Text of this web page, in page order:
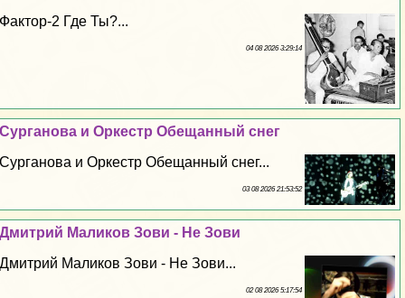
Фактор-2 Где Ты?...
04 08 2026 3:29:14
Сурганова и Оркестр Обещанный снег
Сурганова и Оркестр Обещанный снег...
03 08 2026 21:53:52
Дмитрий Маликов Зови - Не Зови
Дмитрий Маликов Зови - Не Зови...
02 08 2026 5:17:54